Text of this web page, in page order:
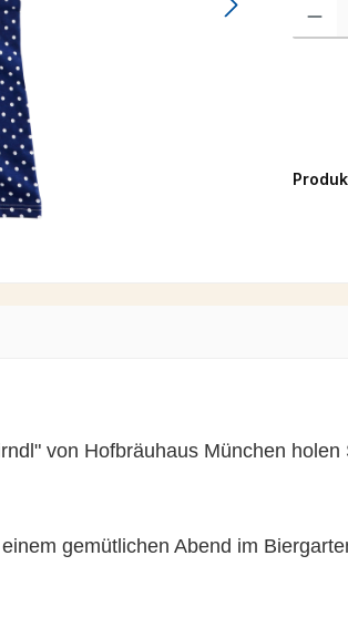
von Hofbräuhaus München
gemütlichen Abend im